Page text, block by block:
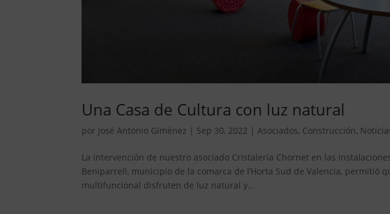
Una Casa de Cultura con luz natural
por José Antonio Giménez | Sep 30, 2022 |Asociados, Construcción,
La intervención de nuestro asociado Cristalería Chornet en las
Beniparrell, municipio de la comarca de l’Horta Sud de Valencia, permitió
multifuncional disfruten de luz natural y...